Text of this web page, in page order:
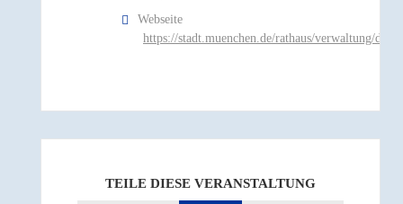
Webseite
https://stadt.muenchen.de/rathaus/verwaltung/
TEILE DIESE VERANSTALTUNG